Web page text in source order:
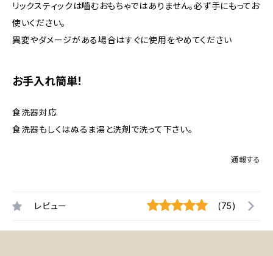
リックスティックは嚙むおもちゃではありません。必ず手にもってお
使いください。
異変やダメージがある場合はすぐに使用をやめてください
お手入れ簡単！
食洗器対応
食洗器もしくはぬるま湯と洗剤で洗って下さい。
通報する
レビュー (75)